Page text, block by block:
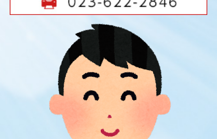
屋外用カーテンレール（オンラインショップ）
厚手透明糸入シート ＊耐寒（オンラインショップ）
防風・防砂・遮光ネット（オンラインショップ）
ゴルフ用防球ネット 強力タイプ（オンラインショップ）
鳥よけ防鳥ネット 強力タイプ（オンラインショップ）
軟式野球用防球ネット 強力タイプ（オンラインショップ）
硬式野球用防球ネット 強力タイプ（オンラインショップ）